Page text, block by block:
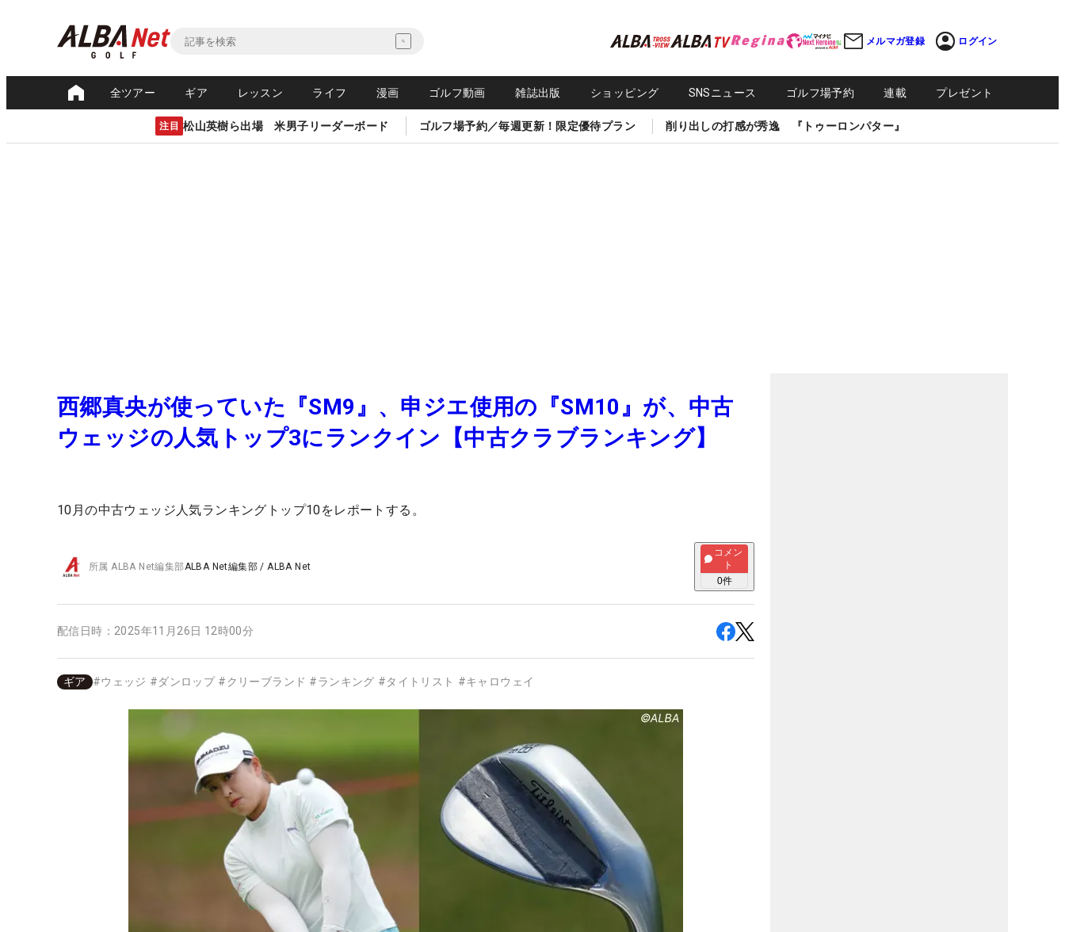
メルマガ登録 ログイン
全ツアー ギア レッスン ライフ 漫画 ゴルフ動画 雑誌出版 ショッピング SNSニュース ゴルフ場予約 連載 プレゼント
注目 松山英樹ら出場 米男子リーダーボード ゴルフ場予約／毎週更新！限定優待プラン 削り出しの打感が秀逸 『トゥーロンパター』
西郷真央が使っていた『SM9』、申ジエ使用の『SM10』が、中古
ウェッジの人気トップ3にランクイン【中古クラブランキング】
10月の中古ウェッジ人気ランキングトップ10をレポートする。
所属ALBA Net編集部ALBA Net編集部 /ALBA Net
コメン
ト
0件
配信日時： 2025年11月26日 12時00分
ギア #ウェッジ #ダンロップ # クリーブランド #ランキング #タイトリスト #キャロウェイ